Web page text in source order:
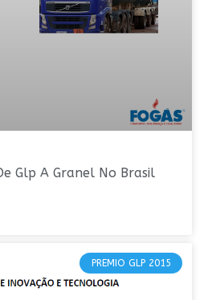
Glp A Granel No Brasil
PREMIO GLP 2015